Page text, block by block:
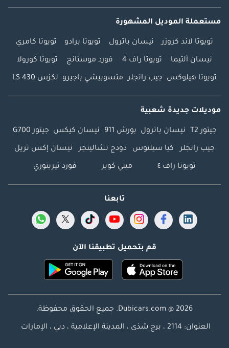
مستعملة الموديل المشهورة
تويوتا لاند كروزر نيسان باترول تويوتا برادو تويوتا كامري
نيسان ألتيما تويوتا راف 4 فورد موستانج تويوتا كورولا
تويوتا هيلوكس جيب رانجلر متسوبيشي باجيرو لكزس LS 430
موديلات جديدة شعبية
جيتور T2 نيسان باترول بورش 911 نيسان كيكس جيتور G700
جيب رانجلر كيا سيلتوس دودج تشالينجر نيسان إكس تريل
تويوتا راف ٤ ميني كوبر فورد تيريتوري
تابعنا
قم بتحميل تطبيقنا الآن
Dubicars.com @ 2026. جميع الحقوق محفوظة.
العنوان: 2114 ، برج شذى ، المدينة الإعلامية ، دبي ، الإمارات